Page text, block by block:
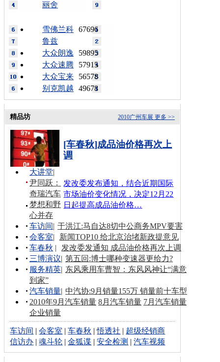
丽舍
67696
雪佛兰科
鲁兹
59895
大众朗逸
57915
大众速腾
56578
大众宝来
49678
别克凯越
更多 >>
2010广州车展
精品坊
[车春秋]成品油价格再次上
调
发改委发布通知，结合近期国际
市场油价变化情况，决定12月22
日起提高成品油价格…
大讲堂|
尹同跃：
奇瑞汽车
梦想和野
心并存
车访间| 于洪江:马自达8切中公商务MPV要害
会客室|
新闻TOP10 给北京治堵新政提意见
车春秋 |
发改委发通知 成品油价格再次上调
三博演议| 第五回:博士哪种变速器更给力?
服务精英| 东风乘用车曹智：东风风神让“满意
到家”
汽车销量| 中汽协:9月销量155万 销量前十车型
2010年9月汽车销量 8月汽车销量 7月汽车销量
企业销量
车访间 |会客室 |车春秋 |悟透社 | 超级经销商
信访办 |魂斗轮 |金狐谍 |安全检测 |汽车视频